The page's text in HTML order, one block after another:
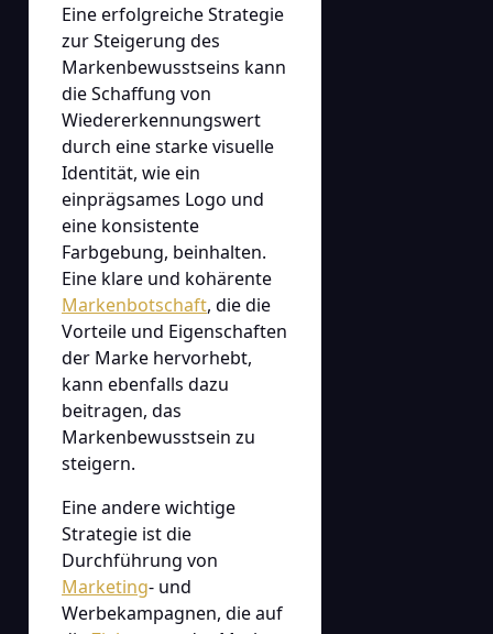
Eine erfolgreiche Strategie
zur Steigerung des
Markenbewusstseins kann
die Schaffung von
Wiedererkennungswert
durch eine starke visuelle
Identität, wie ein
einprägsames Logo und
eine konsistente
Farbgebung, beinhalten.
Eine klare und kohärente
Markenbotschaft, die die
Vorteile und Eigenschaften
der Marke hervorhebt,
kann ebenfalls dazu
beitragen, das
Markenbewusstsein zu
steigern.
Eine andere wichtige
Strategie ist die
Durchführung von
Marketing- und
Werbekampagnen, die auf